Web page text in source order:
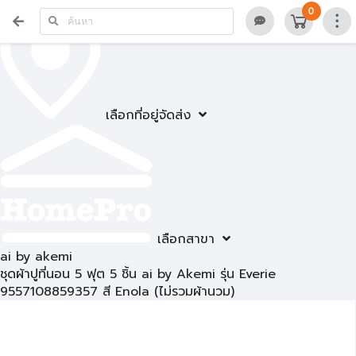
เลือกที่อยู่จัดส่ง
เลือกสาขา
0
ai by akemi
ชุดผ้าปูที่นอน 5 ฟุต 5 ชิ้น ai by Akemi รุ่น Everie
9557108859357 สี Enola (ไม่รวมผ้านวม)